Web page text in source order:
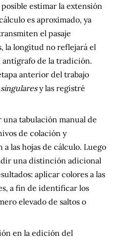
estimar la extensión
es aproximado, ya
el pasaje
longitud no reflejará el
antígrafo de la tradición.
anterior del trabajo
singularesy las registré
una tabulación manual de
de colación y
las hojas de cálculo. Luego
una distinción adicional
aplicar colores a las
a fin de identificar los
elevado de saltos o
en la edición del